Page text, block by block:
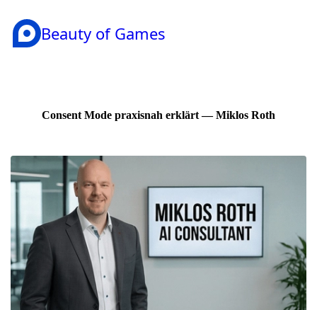
Beauty of Games
Consent Mode praxisnah erklärt — Miklos Roth